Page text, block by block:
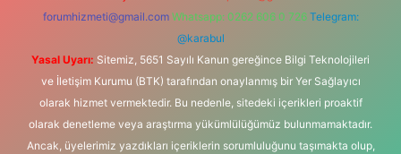
forumhizmeti@gmail.com Whatsapp: 0262 606 0 726 Telegram:
@karabul
Yasal Uyarı: Sitemiz, 5651 Sayılı Kanun gereğince Bilgi Teknolojileri
ve İletişim Kurumu (BTK) tarafından onaylanmış bir Yer Sağlayıcı
olarak hizmet vermektedir. Bu nedenle, sitedeki içerikleri proaktif
olarak denetleme veya araştırma yükümlülüğümüz bulunmamaktadır.
Ancak, üyelerimiz yazdıkları içeriklerin sorumluluğunu taşımakta olup,